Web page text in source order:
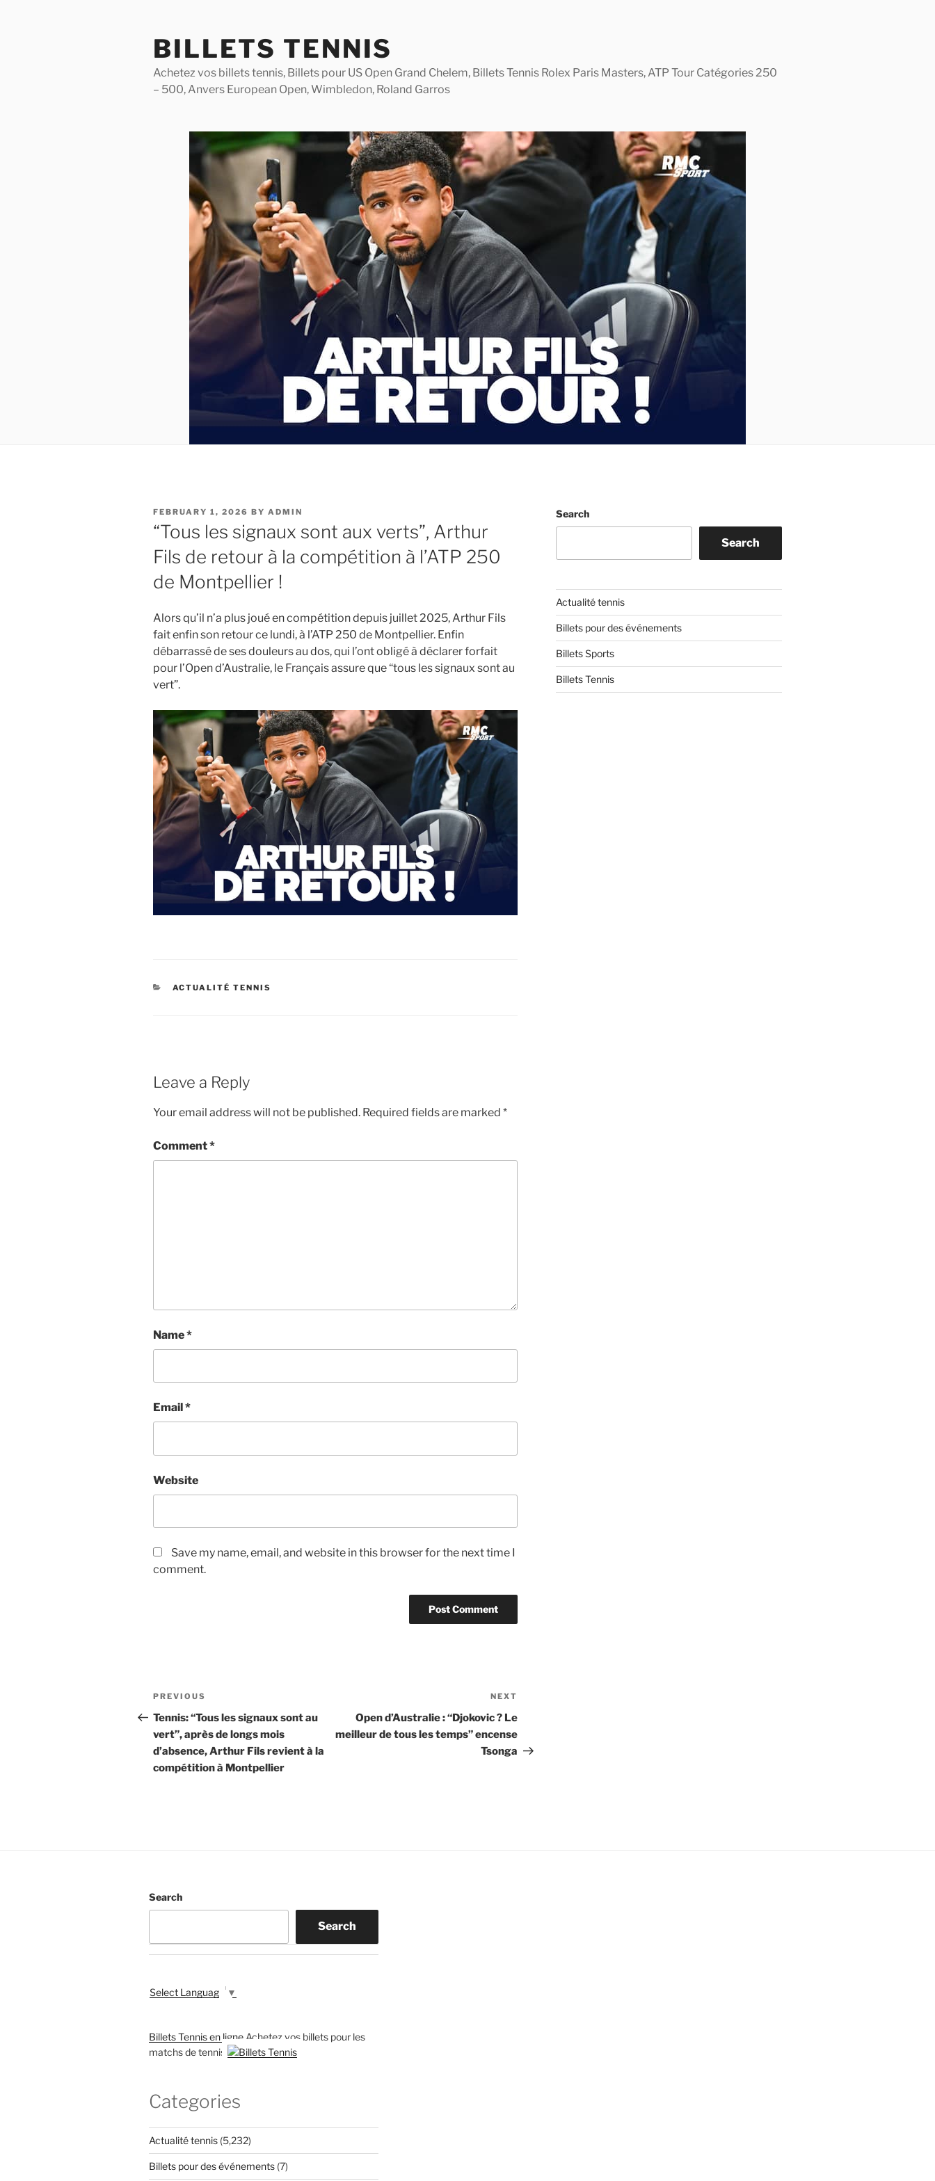
BILLETS TENNIS
Achetez vos billets tennis, Billets pour US Open Grand Chelem, Billets Tennis Rolex Paris Masters, ATP Tour Catégories 250
– 500, Anvers European Open, Wimbledon, Roland Garros
POSTED
ON
FEBRUARY 1, 2026 BY ADMIN
“Tous les signaux sont aux verts”, Arthur
Fils de retour à la compétition à l’ATP 250
de Montpellier !
Alors qu’il n’a plus joué en compétition depuis juillet 2025, Arthur Fils
fait enfin son retour ce lundi, à l’ATP 250 de Montpellier. Enfin
débarrassé de ses douleurs au dos, qui l’ont obligé à déclarer forfait
pour l’Open d’Australie, le Français assure que “tous les signaux sont au
vert”.
CATEGORIES
ACTUALITÉ TENNIS
Leave a Reply
Your email address will not be published. Required fields are marked *
Comment*
Name*
Email *
Website
Save my name, email, and website in this browser for the next time I
comment.
Post
navigation
Previous
Post
PREVIOUS
Tennis: “Tous les signaux sont au
vert”, après de longs mois
d’absence, Arthur Fils revient à la
compétition à Montpellier
Post
NEXT
Open d’Australie : “Djokovic ? Le
meilleur de tous les temps” encense
Tsonga
Search
Search
Actualité tennis
Billets pour des événements
Billets Sports
Billets Tennis
Search
Search
Select Language ▼
Billets Tennis en ligne Achetez vos billets pour les
matchs de tennis
Categories
Actualité tennis (5,232)
Billets pour des événements (7)